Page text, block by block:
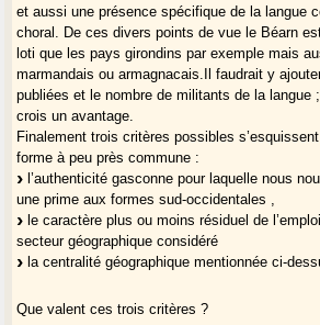
et aussi une présence spécifique de la langue
choral. De ces divers points de vue le Béarn
loti que les pays girondins par exemple mais
marmandais ou armagnacais.Il faudrait y
publiées et le nombre de militants de la langue
crois un avantage.
Finalement trois critères possibles s’esquissent
forme à peu près commune :
l’authenticité gasconne pour laquelle nous
une prime aux formes sud-occidentales ,
le caractère plus ou moins résiduel de
secteur géographique considéré
la centralité géographique mentionnée ci-
Que valent ces trois critères ?